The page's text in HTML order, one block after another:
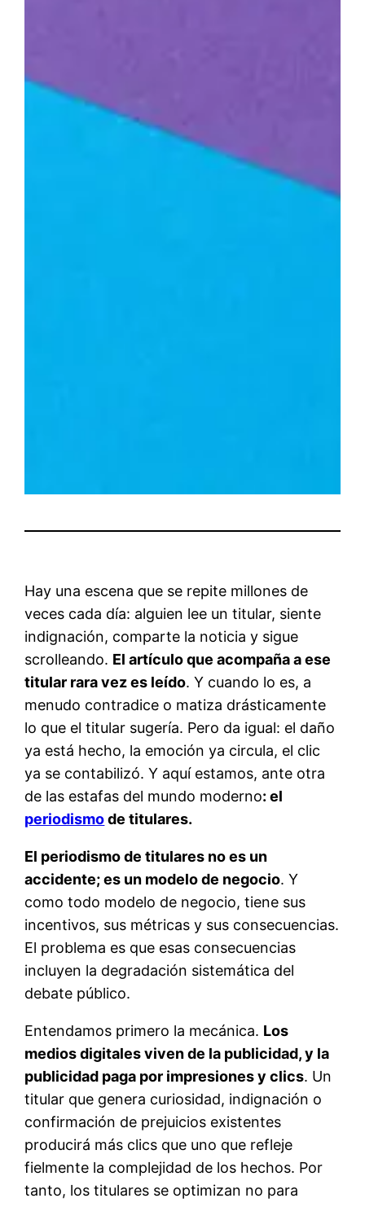
Hay una escena que se repite millones de
veces cada día: alguien lee un titular, siente
indignación, comparte la noticia y sigue
scrolleando. El artículo que acompaña a ese
titular rara vez es leído. Y cuando lo es, a
menudo contradice o matiza drásticamente
lo que el titular sugería. Pero da igual: el daño
ya está hecho, la emoción ya circula, el clic
ya se contabilizó. Y aquí estamos, ante otra
de las estafas del mundo moderno: el
periodismode titulares.
El periodismo de titulares no es un
accidente; es un modelo de negocio. Y
como todo modelo de negocio, tiene sus
incentivos, sus métricas y sus consecuencias.
El problema es que esas consecuencias
incluyen la degradación sistemática del
debate público.
Entendamos primero la mecánica. Los
medios digitales viven de la publicidad, y la
publicidad paga por impresiones y clics. Un
titular que genera curiosidad, indignación o
confirmación de prejuicios existentes
producirá más clics que uno que refleje
fielmente la complejidad de los hechos. Por
tanto, los titulares se optimizan no para